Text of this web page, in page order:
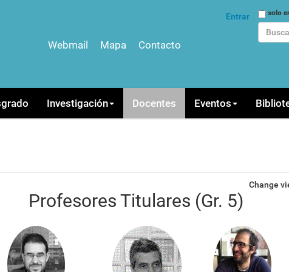
Buscar
solo
Entrar
Webmail Mapa Contacto
Investigación Docentes Eventos
Change
Profesores Titulares (Gr. 5)